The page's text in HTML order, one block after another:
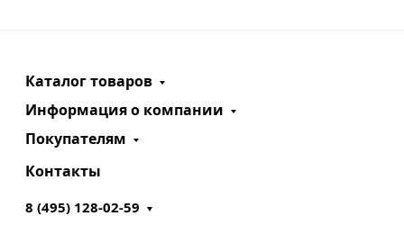
Каталог товаров
Информация о компании
Покупателям
Контакты
8 (495) 128-02-59